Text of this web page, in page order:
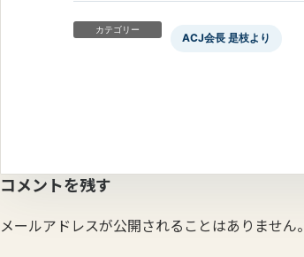
カテゴリー
ACJ会長 是枝より
コメントを残す
メールアドレスが公開されることはありません。